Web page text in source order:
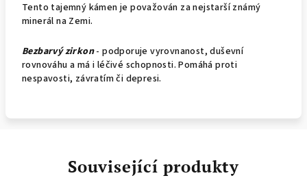
Tento tajemný kámen je považován za nejstarší známý
minerál na Zemi.
Bezbarvý zirkon- podporuje vyrovnanost, duševní
rovnováhu a má i léčivé schopnosti. Pomáhá proti
nespavosti, závratím či depresi.
Související produkty